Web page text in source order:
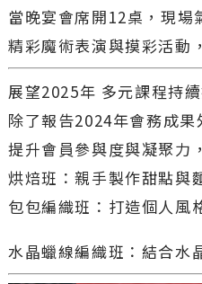
當晚宴會席開12桌，現場
精彩魔術表演與摸彩活動
展望2025年 多元課程持
除了報告2024年會務成
提升會員參與度與凝聚力
烘焙班：親手製作甜點與
包包編織班：打造個人風
水晶蠟線編織班：結合水